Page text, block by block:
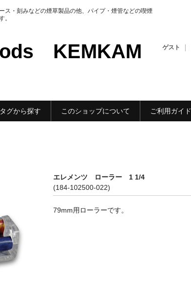
ス・刻みなどの煙草製品の他、パイプ・煙管などの喫煙
。
KEMKAM ゲスト
タグから探す このショップについて ご利用ガイド
エレメンツ ローラー 1 1/4
(184-102500-022)
79mm用ローラーです。